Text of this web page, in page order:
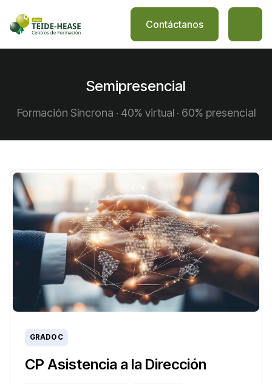
Contáctanos
Semipresencial
Formación Síncrona · 40% virtual · 60% presencial
CP Asistencia a la Dirección
GRADO C